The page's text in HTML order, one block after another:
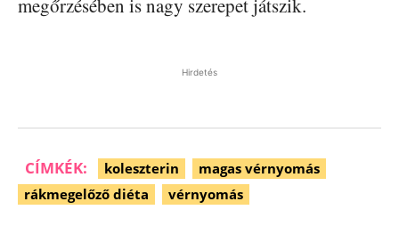
Hirdetés
CÍMKÉK: koleszterin
magas vérnyomás
rákmegelőző diéta
vérnyomás